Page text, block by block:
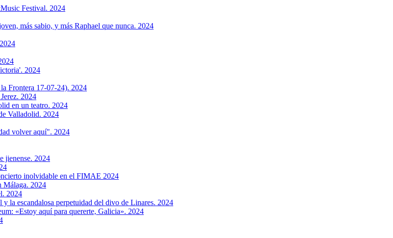
Festival. 2024
más sabio, y más Raphael que nunca. 2024
2024
Frontera 17-07-24). 2024
2024
en un teatro. 2024
Valladolid. 2024
volver aquí". 2024
jienense. 2024
inolvidable en el FIMAE 2024
Málaga. 2024
2024
la escandalosa perpetuidad del divo de Linares. 2024
«Estoy aquí para quererte, Galicia». 2024